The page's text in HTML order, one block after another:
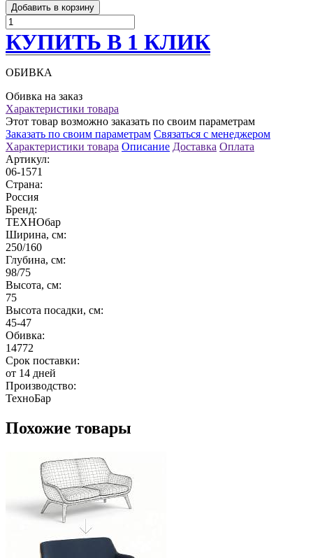
Добавить в корзину
КУПИТЬ В 1 КЛИК
ОБИВКА
Обивка на заказ
Характеристики товара
Этот товар возможно заказать по своим параметрам
Заказать по своим параметрам Связаться с менеджером
Характеристики товара Описание Доставка Оплата
Артикул:
06-1571
Страна:
Россия
Бренд:
ТЕХНОбар
Ширина, см:
250/160
Глубина, см:
98/75
Высота, см:
75
Высота посадки, см:
45-47
Обивка:
14772
Срок поставки:
от 14 дней
Производство:
ТехноБар
Похожие товары